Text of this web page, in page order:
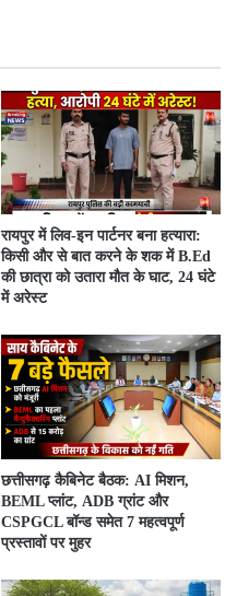
रायपुर में लिव-इन पार्टनर बना हत्यारा:
किसी और से बात करने के शक में B.Ed
की छात्रा को उतारा मौत के घाट, 24 घंटे
में अरेस्ट
छत्तीसगढ़ कैबिनेट बैठक: AI मिशन,
BEML प्लांट, ADB ग्रांट और
CSPGCL बॉन्ड समेत 7 महत्वपूर्ण
प्रस्तावों पर मुहर